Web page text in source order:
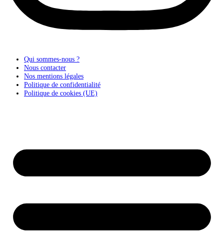
Qui sommes-nous ?
Nous contacter
Nos mentions légales
Politique de confidentialité
Politique de cookies (UE)